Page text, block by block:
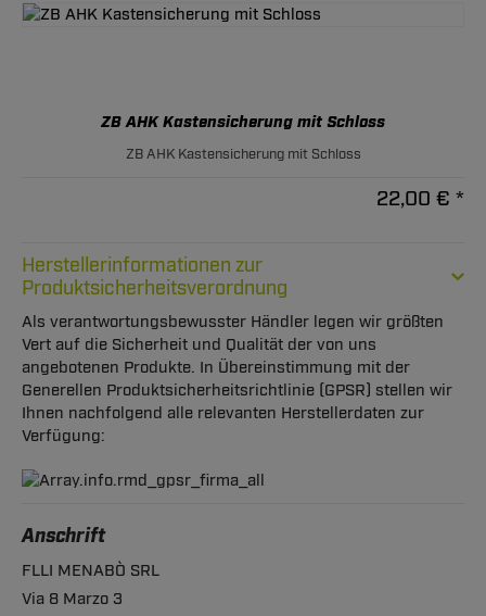
ZB AHK Kastensicherung mit Schloss
ZB AHK Kastensicherung mit Schloss
22,00 € *
Herstellerinformationen zur
Produktsicherheitsverordnung
Als verantwortungsbewusster Händler legen wir größten
Vert auf die Sicherheit und Qualität der von uns
angebotenen Produkte. In Übereinstimmung mit der
Generellen Produktsicherheitsrichtlinie (GPSR) stellen wir
Ihnen nachfolgend alle relevanten Herstellerdaten zur
Verfügung:
Anschrift
FLLI MENABÒ SRL
Via 8 Marzo 3